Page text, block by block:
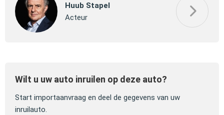
Huub Stapel
Acteur
Wilt u uw auto inruilen op deze auto?
Start importaanvraag en deel de gegevens van uw
inruilauto.